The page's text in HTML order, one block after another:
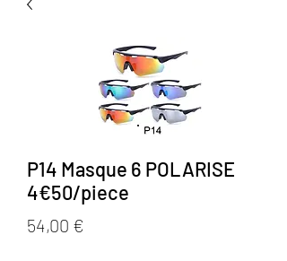
P14 Masque 6 POLARISE
4€50/piece
54,00 €